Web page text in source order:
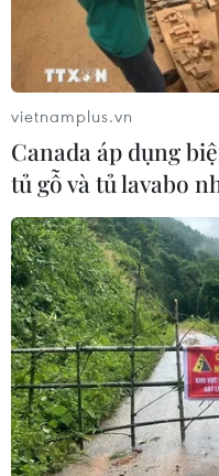
vietnamplus.vn
Canada áp dụng
tủ gỗ và tủ lavabo